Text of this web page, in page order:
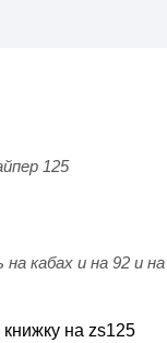
125
на кабах и на 92 и
книжку на zs125